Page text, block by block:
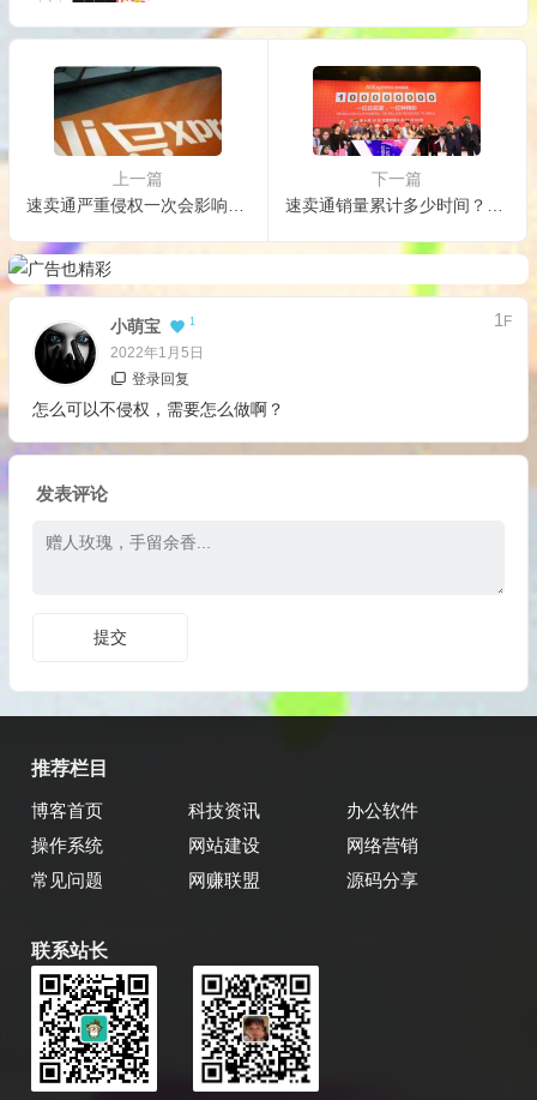
上一篇
下一篇
小萌宝 1
2022年1月5日
1 F
登录回复
怎么可以不侵权，需要怎么做啊？
发表评论
推荐栏目
博客首页 科技资讯
办公软件
操作系统
网站建设
网络营销
常见问题
网赚联盟 源码分享
联系站长